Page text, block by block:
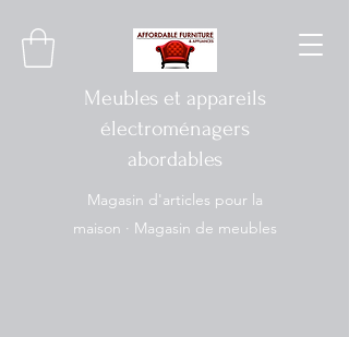
Meubles et appareils
électroménagers
abordables
Magasin d'articles pour la
maison · Magasin de meubles